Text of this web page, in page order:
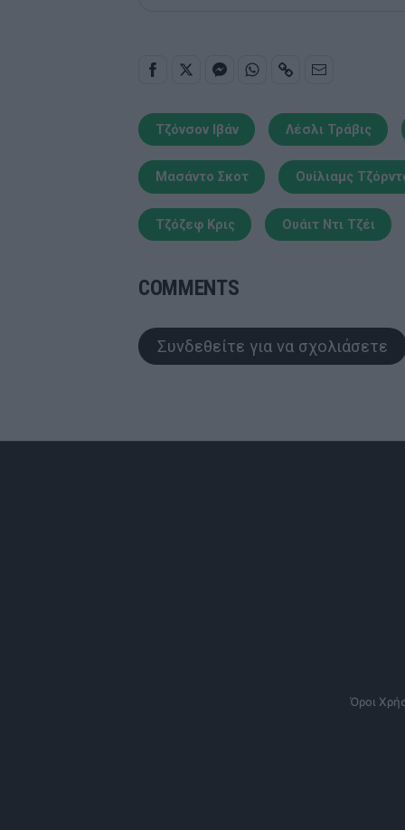
Τζόνσον Ιβάν Λέσλι Τράβις
Μασάντο Σκοτ Ουίλιαμς
Τζόζεφ Κρις Ουάιτ Ντι Τζέι
COMMENTS
Συνδεθείτε για να σχολιάσετε
Όροι